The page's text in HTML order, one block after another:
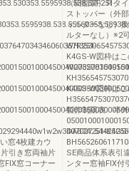
窓4枚建カウ
引き窓両袖片
FIX窓コーナー
（樹脂製）Ｒタ
ストッパー（外
ィルターなし）
ルターなし）※2
K4GS-W図枠は
K4GS-W図枠は
製作制限表 半外
DAB7A251-
SE商品体系表引
ンター窓袖FIX付